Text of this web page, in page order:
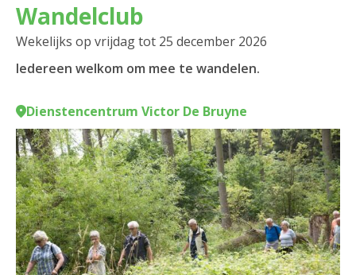
Wandelclub
Wekelijks op vrijdag tot 25 december 2026
Iedereen welkom om mee te wandelen.
Dienstencentrum Victor De Bruyne